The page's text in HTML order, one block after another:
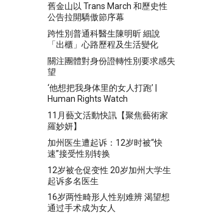
舊金山以 Trans March 和歷史性
公告拉開驕傲節序幕
跨性別普通科醫生陳明昕 細說
「出櫃」心路歷程及生活變化
關注團體對身份證轉性別要求感失
望
‘他想把我身体里的女人打跑’ |
Human Rights Watch
11月藝文活動快訊【聚焦藝術家
羅妙妍】
加州医生遭起诉：12岁时被“快
速”接受性别转换
12岁被仓促变性 20岁加州大学生
起诉多名医生
16岁两性畸形人性别难辨 渴望想
通过手术成为女人